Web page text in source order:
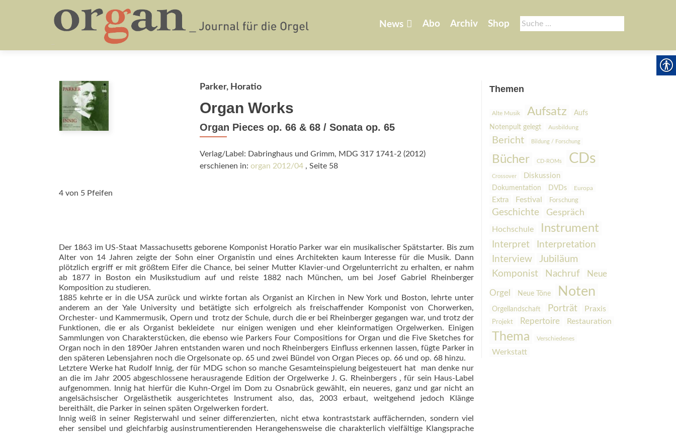
Suche
nach:
springen
News Abo Archiv Shop
Parker, Horatio
Organ Works
Organ Pieces op. 66 & 68 / Sonata op. 65
Verlag/Label: Dabringhaus und Grimm, MDG 317 1741-2 (2012)
erschienen in: organ 2012/04, Seite 58
4 von 5 Pfeifen
Der 1863 im US-Staat Massachusetts geborene Komponist Horatio Parker war ein musikalischer Spätstarter. Bis zum
Alter von 14 Jahren zeigte der Sohn einer Organis­tin und eines Architekten kaum Interesse für die Musik. Dann
plötzlich ergriff er mit größtem Eifer die Chance, bei seiner Mutter Klavier-und Orgelunterricht zu erhalten, er nahm
ab 1877 in Boston ein Musikstudium auf und reiste 1882 nach München, um bei Josef Gabriel Rheinberger
Komposition zu studieren.
1885 kehrte er in die USA zurück und wirkte fortan als Organist an Kirchen in New York und Bos­ton, lehrte unter
anderem an der Yale University und betätigte sich erfolgreich als freischaffender Komponist von Chorwerken,
Orchester- und Kammermusik, Opern und  trotz der Schule, durch die er bei Rheinberger gegangen war, und trotz der
Funktionen, die er als Organist bekleidete  nur einigen wenigen und eher kleinformatigen Orgelwerken. Einigen
Sammlungen von Charakterstücken, die ebenso wie Parkers Four Compositions for Organ und die Five Sketches for
Organ noch in den 1890er Jahren entstanden waren und noch Rheinbergers Einfluss erkennen lassen, fügte Parker in
den späteren Lebensjahren noch die Orgelsonate op. 65 und zwei Bündel von Organ Pieces op. 66 und op. 68 hinzu.
Letztere Werke hat Rudolf Innig, der für MDG schon so manche Gesamteinspielung beigesteuert hat  man denke nur
an die im Jahr 2005 abgeschlossene herausragende Edition der Orgelwerke J. G. Rheinbergers , für sein Haus-Label
aufgenommen. Innig hat hierfür die Kuhn-Orgel im Dom zu Osnabrück gewählt, ein neueres, ganz und gar nicht an
angelsächsischer Orgel­ästhetik ausgerichtetes Instrument also, das, 2003 erbaut, weitgehend jedoch Klänge
bereithält, die Parker in seinen späten Orgelwerken fordert.
Innig weiß in seiner Registerwahl und seiner differenzierten, nicht etwa kontraststark auffächernden, sondern viel
eher sensibel und gleichfarbig ausinstrumentierenden Herangehensweise die charakterlich vielfältige Klangsprache
Themen
Alte Musik Aufsatz
Aufs
Notenpult gelegt
Ausbildung
Bericht Bildung / Forschung
Bücher CD-ROMs CDs
Crossover Diskussion
Dokumentation DVDs Europa
Extra Festival Forschung
Geschichte Gespräch
Hochschule Instrument
Interpret
Interpretation
Interview
Jubiläum
Komponist
Nachruf Neue
Orgel Neue Töne Noten
Orgellandschaft Porträt Praxis
Projekt Repertoire Restauration
Thema Verschiedenes
Werkstatt